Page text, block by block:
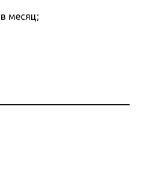
месяц;